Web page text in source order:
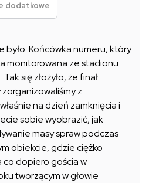
dodatkowe
było. Końcówka numeru, który
monitorowana ze stadionu
się złożyło, że finał
z
na dzień zamknięcia i
sobie wyobrazić, jak
masy spraw podczas
obiekcie, gdzie ciężko
co dopiero gościa w
tworzącym w głowie